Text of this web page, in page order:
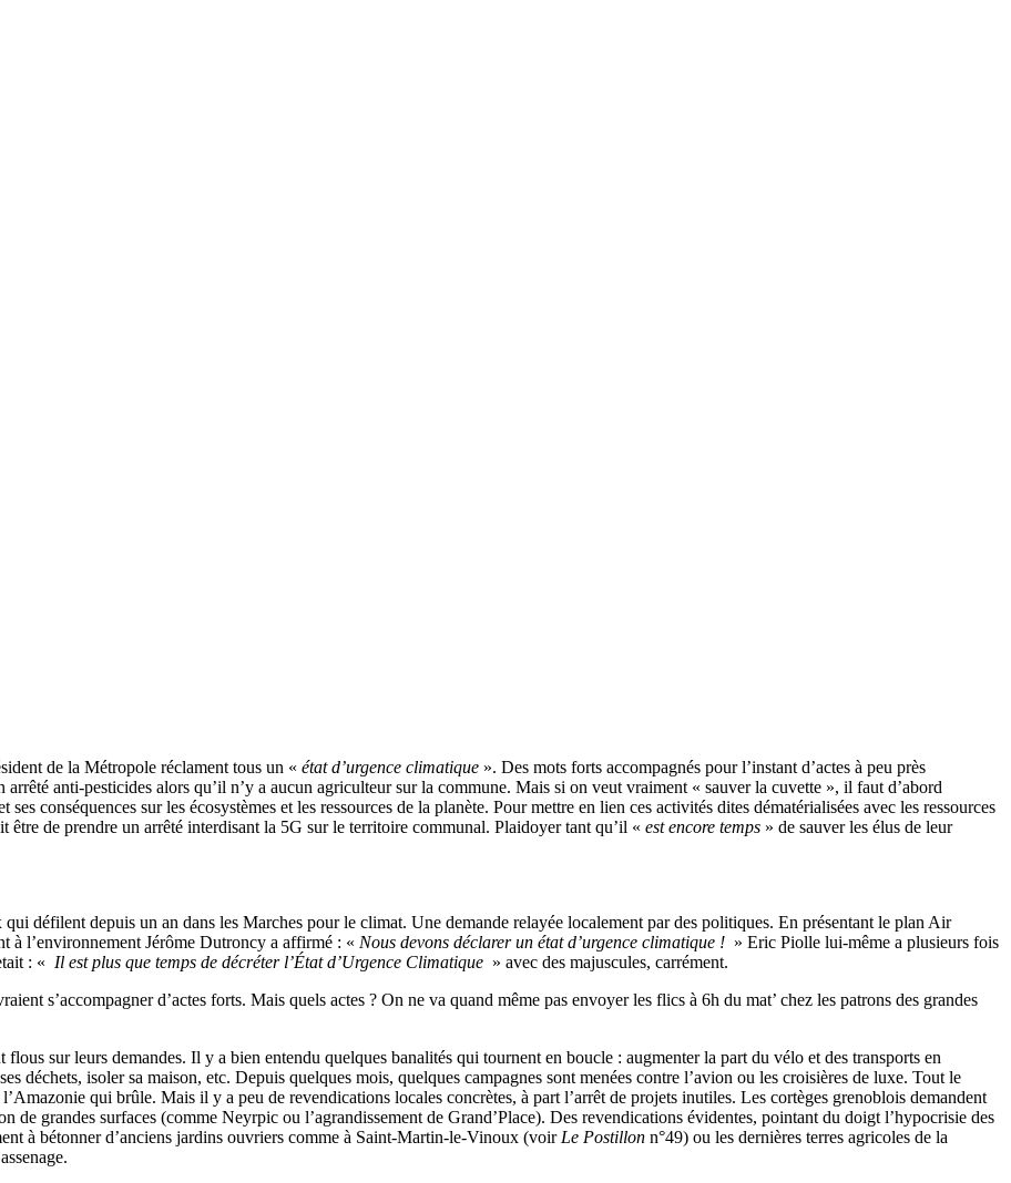
de la Métropole réclament tous un « état d’urgence climatique ». Des mots forts accompagnés pour l’instant d’actes à peu près
anti-pesticides alors qu’il n’y a aucun agriculteur sur la commune. Mais si on veut vraiment « sauver la cuvette », il faut d’abord
conséquences sur les écosystèmes et les ressources de la planète. Pour mettre en lien ces activités dites dématérialisées avec les ressources
de prendre un arrêté interdisant la 5G sur le territoire communal. Plaidoyer tant qu’il « est encore temps » de sauver les élus de leur
qui défilent depuis un an dans les Marches pour le climat. Une demande relayée localement par des politiques. En présentant le plan Air
à l’environnement Jérôme Dutroncy a affirmé : « Nous devons déclarer un état d’urgence climatique ! » Eric Piolle lui-même a plusieurs fois
: « Il est plus que temps de décréter l’État d’Urgence Climatique » avec des majuscules, carrément.
s’accompagner d’actes forts. Mais quels actes ? On ne va quand même pas envoyer les flics à 6h du mat’ chez les patrons des grandes
flous sur leurs demandes. Il y a bien entendu quelques banalités qui tournent en boucle : augmenter la part du vélo et des transports en
déchets, isoler sa maison, etc. Depuis quelques mois, quelques campagnes sont menées contre l’avion ou les croisières de luxe. Tout le
qui brûle. Mais il y a peu de revendications locales concrètes, à part l’arrêt de projets inutiles. Les cortèges grenoblois demandent
de grandes surfaces (comme Neyrpic ou l’agrandissement de Grand’Place). Des revendications évidentes, pointant du doigt l’hypocrisie des
à bétonner d’anciens jardins ouvriers comme à Saint-Martin-le-Vinoux (voir Le Postillon n°49) ou les dernières terres agricoles de la